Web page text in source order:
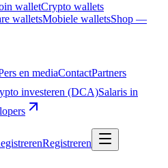
walletCrypto wallets
walletsMobiele walletsShop —
en mediaContactPartners
investeren (DCA)Salaris in
Registreren